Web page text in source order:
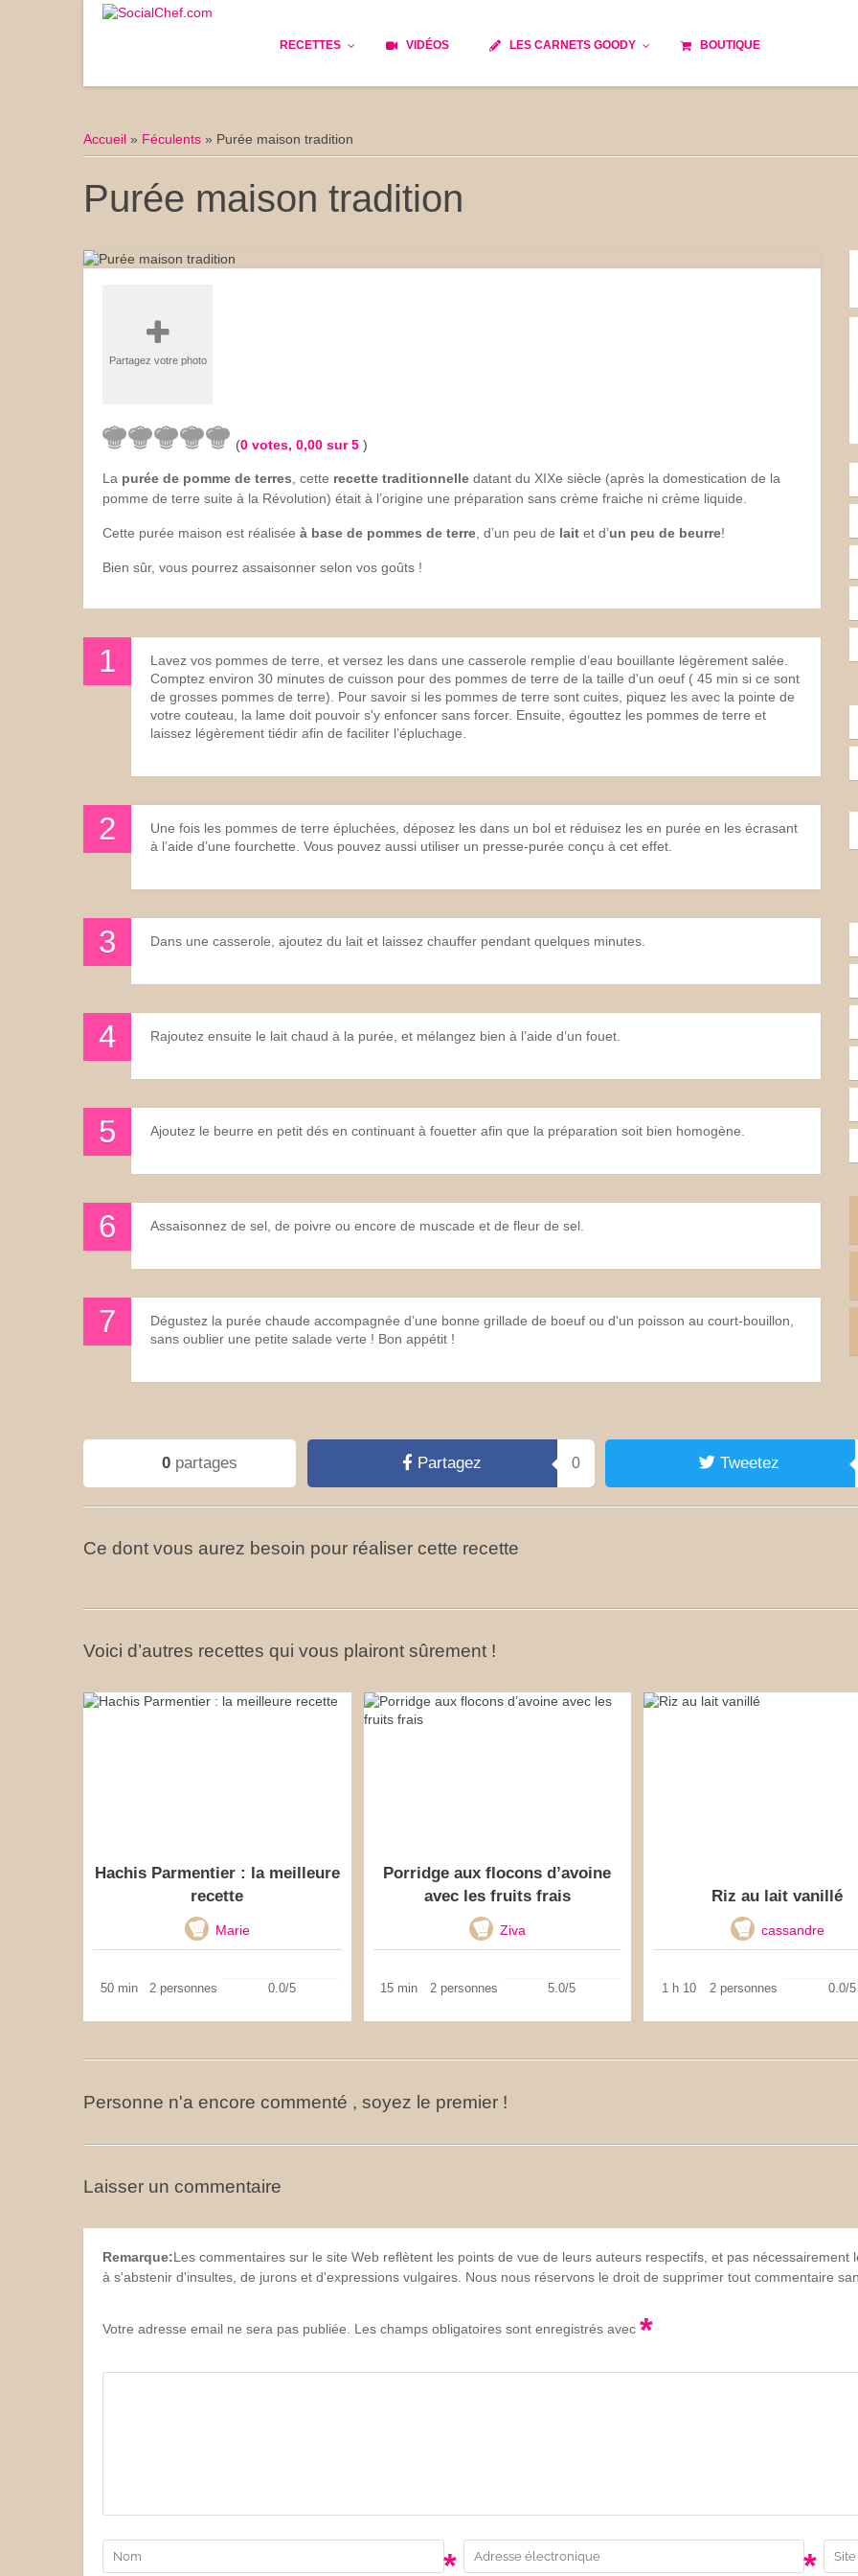
RECETTES
Le Pain
Apéritifs
Boissons
Cuisine française traditionnelle
VIDÉOS LES CARNETS GOODY
Spécialité culinaire
BOUTIQUE
Accueil » Féculents » Purée maison tradition
Purée maison tradition
Partagez votre photo
(0 votes, 0,00 sur 5 )
La purée de pomme de terres, cette recette traditionnelle datant du XIXe siècle (après la domestication de la
pomme de terre suite à la Révolution) était à l’origine une préparation sans crème fraiche ni crème liquide.
Cette purée maison est réalisée à base de pommes de terre, d’un peu de lait et d’un peu de beurre!
Bien sûr, vous pourrez assaisonner selon vos goûts !
Lavez vos pommes de terre, et versez les dans une casserole remplie d’eau bouillante légèrement salée.
Comptez environ 30 minutes de cuisson pour des pommes de terre de la taille d'un oeuf ( 45 min si ce sont
de grosses pommes de terre). Pour savoir si les pommes de terre sont cuites, piquez les avec la pointe de
votre couteau, la lame doit pouvoir s'y enfoncer sans forcer. Ensuite, égouttez les pommes de terre et
laissez légèrement tiédir afin de faciliter l’épluchage.
Une fois les pommes de terre épluchées, déposez les dans un bol et réduisez les en purée en les écrasant
à l’aide d’une fourchette. Vous pouvez aussi utiliser un presse-purée conçu à cet effet.
Dans une casserole, ajoutez du lait et laissez chauffer pendant quelques minutes.
Rajoutez ensuite le lait chaud à la purée, et mélangez bien à l’aide d’un fouet.
Ajoutez le beurre en petit dés en continuant à fouetter afin que la préparation soit bien homogène.
Assaisonnez de sel, de poivre ou encore de muscade et de fleur de sel.
Dégustez la purée chaude accompagnée d’une bonne grillade de boeuf ou d'un poisson au court-bouillon,
sans oublier une petite salade verte ! Bon appétit !
0partages Partagez 0 Tweetez
Ce dont vous aurez besoin pour réaliser cette recette
Voici d’autres recettes qui vous plairont sûrement !
Hachis Parmentier : la meilleure
recette
Marie
50 min 2 personnes 0.0/5
Porridge aux flocons d’avoine
avec les fruits frais
Ziva
15 min 2 personnes 5.0/5
Riz au lait vanillé
cassandre
1 h 10 2 personnes 0.0/5
Personne n'a encore commenté , soyez le premier !
Laisser un commentaire
Remarque:Les commentaires sur le site Web reflètent les points de vue de leurs auteurs respectifs, et pas
à s'abstenir d'insultes, de jurons et d'expressions vulgaires. Nous nous réservons le droit de supprimer tout commentaire
Votre adresse email ne sera pas publiée. Les champs obligatoires sont enregistrés avec *
* *